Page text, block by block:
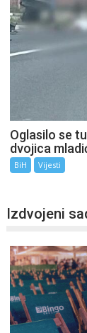
Oglasilo se
dvojica
BiH Vijesti
Izdvojeni